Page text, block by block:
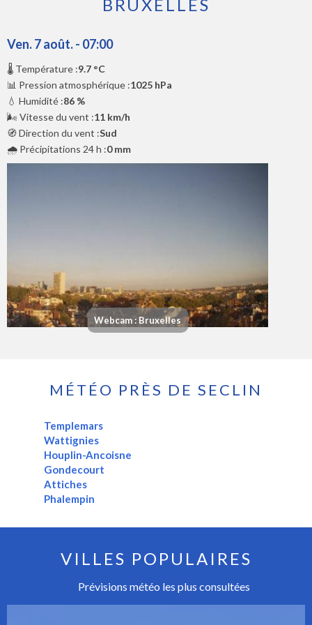
BRUXELLES
Ven. 7 août. - 07:00
🌡️ Température :9.7 °C
📊 Pression atmosphérique :1025 hPa
💧 Humidité :86 %
🌬️ Vitesse du vent :11 km/h
🧭 Direction du vent :Sud
🌧️ Précipitations 24 h :0 mm
Webcam : Bruxelles
MÉTÉO PRÈS DE SECLIN
Templemars
Wattignies
Houplin-Ancoisne
Gondecourt
Attiches
Phalempin
VILLES POPULAIRES
Prévisions météo les plus consultées